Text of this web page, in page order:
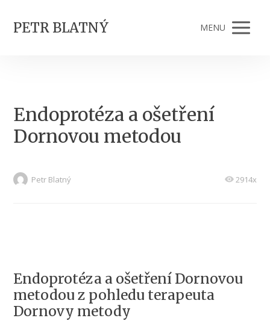
PETR BLATNÝ MENU
Endoprotéza a ošetření
Dornovou metodou
Petr Blatný 2914x
Endoprotéza a ošetření Dornovou
metodou z pohledu terapeuta
Dornovy metody